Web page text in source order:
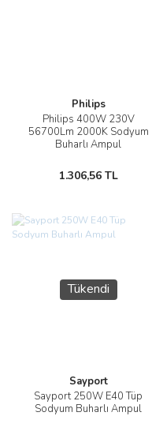
Philips
Philips 400W 230V
56700Lm 2000K Sodyum
Buharlı Ampul
1.306,56 TL
Tükendi
Sayport
Sayport 250W E40 Tüp
Sodyum Buharlı Ampul